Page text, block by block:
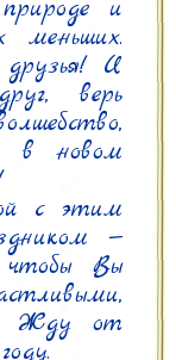
и
меньших.
И
верь
в новом
с этим
—
Вы
Жду от